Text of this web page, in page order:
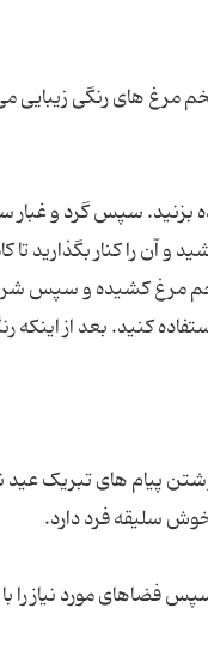
مرغ های رنگی زیبایی
بزنید. سپس گرد و
و آن را کنار بگذارید
تخم مرغ کشیده و سپس
کنید. بعد از
های تبریک عید
فضاهای مورد نیاز را با